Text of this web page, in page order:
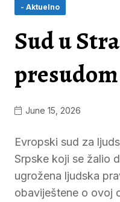
- Aktuelno
Sud u
June 15, 2026
Evropski sud za
Srpske koji se žalio
ugrožena ljudska
obaviještene o ovoj